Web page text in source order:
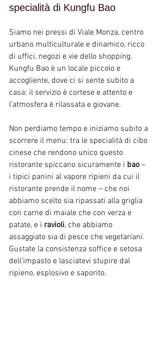
specialità di Kungfu Bao
Siamo nei pressi di Viale Monza, centro
urbano multiculturale e dinamico, ricco
di uffici, negozi e vie dello shopping.
Kungfu Bao è un locale piccolo e
accogliente, dove ci si sente subito a
casa: il servizio è cortese e attento e
l’atmosfera è rilassata e giovane.
Non perdiamo tempo e iniziamo subito a
scorrere il menu: tra le specialità di cibo
cinese che rendono unico questo
ristorante spiccano sicuramente i bao –
i tipici panini al vapore ripieni da cui il
ristorante prende il nome – che noi
abbiamo scelto sia ripassati alla griglia
con carne di maiale che con verza e
patate, e i ravioli, che abbiamo
assaggiato sia di pesce che vegetariani.
Gustate la consistenza soffice e setosa
dell’impasto e lasciatevi stupire dal
ripieno, esplosivo e saporito.